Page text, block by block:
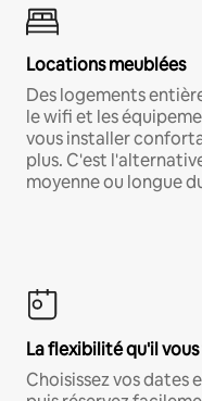
Locations meublées
Des logements
le wifi et les
vous installer
plus. C'est
moyenne ou longue
La flexibilité qu'il
Choisissez vos dates